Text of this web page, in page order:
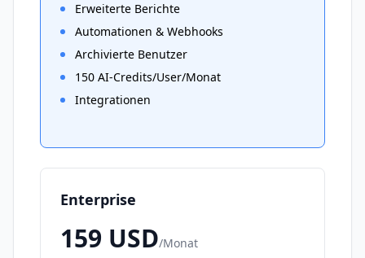
Erweiterte Berichte
Automationen & Webhooks
Archivierte Benutzer
150 AI-Credits/User/Monat
Integrationen
Enterprise
159 USD/Monat